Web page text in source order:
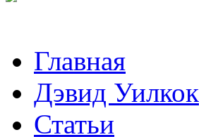
Главная
Дэвид Уилкок
Статьи